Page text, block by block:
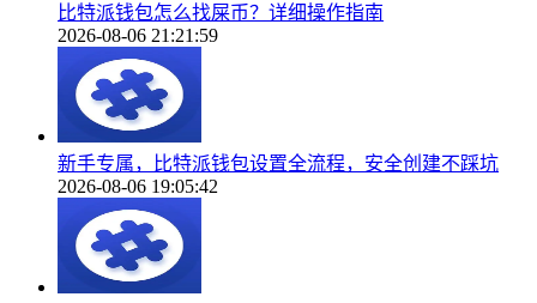
比特派钱包怎么找屎币？详细操作指南
2026-08-06 21:21:59
新手专属，比特派钱包设置全流程，安全创建不踩坑
2026-08-06 19:05:42